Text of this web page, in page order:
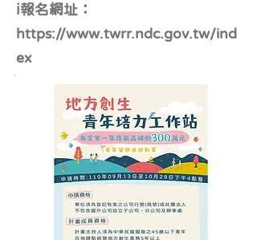
ℹ報名網址：
https://www.twrr.ndc.gov.tw/ind
ex